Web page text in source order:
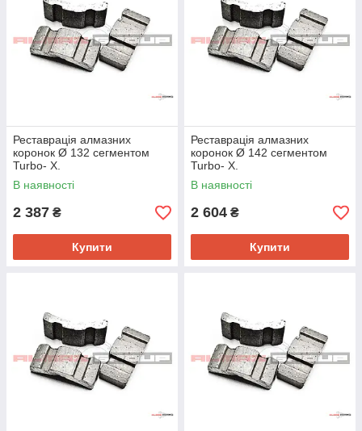
Реставрація алмазних
коронок Ø 132 сегментом
Turbo- Х.
В наявності
2 387 ₴
Купити
Реставрація алмазних
коронок Ø 142 сегментом
Turbo- Х.
В наявності
2 604 ₴
Купити